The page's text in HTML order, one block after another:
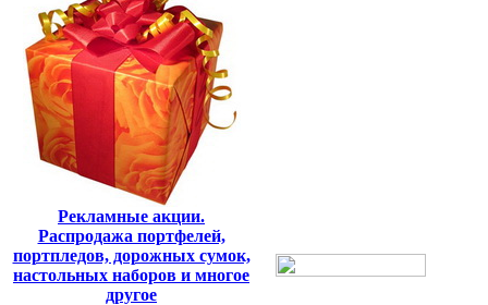
Рекламные акции.
Распродажа портфелей,
портпледов, дорожных сумок,
настольных наборов и многое
другое